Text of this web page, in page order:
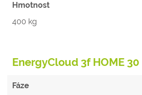
Hmotnost
400 kg
EnergyCloud 3f HOME 30
Fáze